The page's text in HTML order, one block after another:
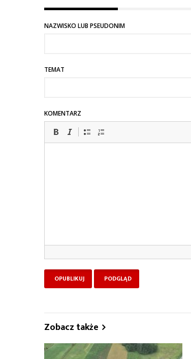
NAZWISKO LUB PSEUDONIM
TEMAT
KOMENTARZ
Zobacz także